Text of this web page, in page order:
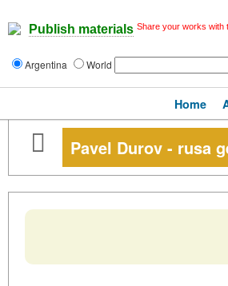
Publish materials Share your works with
Argentina World
Home
Pavel Durov - rusa